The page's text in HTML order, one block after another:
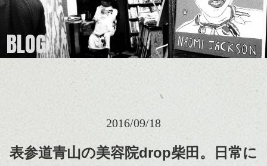
BLOG
2016/09/18
表参道青山の美容院drop柴田。日常に